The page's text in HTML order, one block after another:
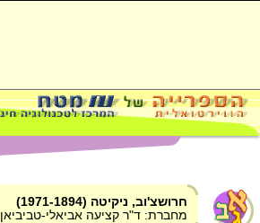
חרושצ'וב, ניקיטה (1971-1894)
מחברת: ד"ר קציעה אביאלי-טביביאן